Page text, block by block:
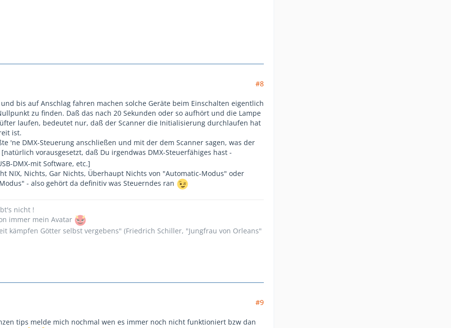
#8
bis auf Anschlag fahren machen solche Geräte beim Einschalten eigentlich
zu finden. Daß das nach 20 Sekunden oder so aufhört und die Lampe
laufen, bedeutet nur, daß der Scanner die Initialisierung durchlaufen hat
ist.
'ne DMX-Steuerung anschließen und mit der dem Scanner sagen, was der
[natürlich vorausgesetzt, daß Du irgendwas DMX-Steuerfähiges hast -
DMX-mit Software, etc.]
NIX, Nichts, Gar Nichts, Überhaupt Nichts von "Automatic-Modus" oder
- also gehört da definitiv was Steuerndes ran
nicht !
immer mein Avatar
kämpfen Götter selbst vergebens" (Friedrich Schiller, "Jungfrau von Orleans"
#9
tips melde mich nochmal wen es immer noch nicht funktioniert bzw dan